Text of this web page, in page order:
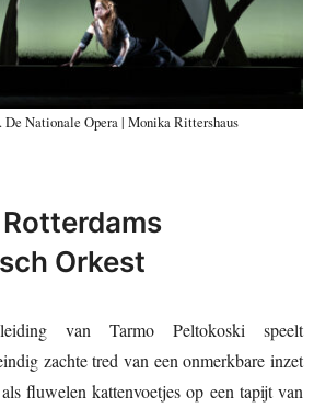
De Nationale Opera | Monika Rittershaus
Orkest
van Tarmo Peltokoski speelt
zachte tred van een onmerkbare inzet
fluwelen kattenvoetjes op een tapijt van